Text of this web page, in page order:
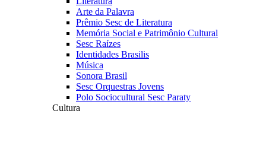
Arte da Palavra
Prêmio Sesc de Literatura
Memória Social e Patrimônio Cultural
Sesc Raízes
Identidades Brasilis
Música
Sonora Brasil
Sesc Orquestras Jovens
Polo Sociocultural Sesc Paraty
Cultura